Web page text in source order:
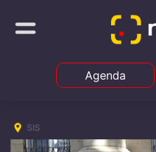
Agenda
SIS